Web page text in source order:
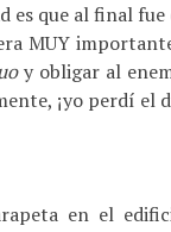
es que al final
MUY
y obligar al
¡yo perdí el
en el